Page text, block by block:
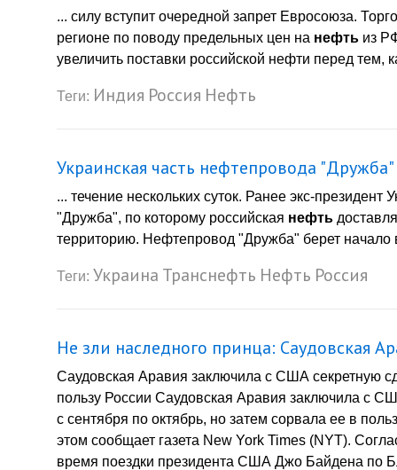
... силу вступит очередной запрет Евросоюза.
регионе по поводу предельных цен на нефть из
увеличить поставки российской нефти перед тем,
Теги: Индия Россия Нефть
Украинская часть нефтепровода
... течение нескольких суток. Ранее экс-
"Дружба", по которому российская нефть
территорию. Нефтепровод "Дружба" берет начало
Теги: Украина Транснефть Нефть Россия
Не зли наследного принца: Саудовская
Саудовская Аравия заключила с США секретную
пользу России Саудовская Аравия заключила с
с сентября по октябрь, но затем сорвала ее в
этом сообщает газета New York Times (NYT).
время поездки президента США Джо Байдена по